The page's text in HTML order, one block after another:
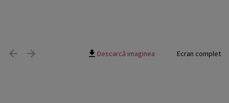
Descarcă imaginea Ecran complet